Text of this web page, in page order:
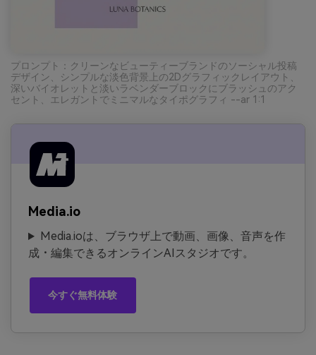
プロンプト：クリーンなビューティーブランドのソーシャル投稿
デザイン、シンプルな淡色背景上の2Dグラフィックレイアウト、
深いバイオレットと淡いラベンダーブロックにブラッシュのアク
セント、エレガントでミニマルなタイポグラフィ --ar 1:1
Media.io
Media.ioは、ブラウザ上で動画、画像、音声を作
成・編集できるオンラインAIスタジオです。
今すぐ無料体験